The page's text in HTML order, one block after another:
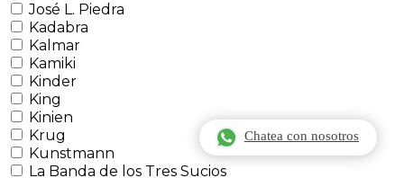
Chatea con nosotros
José L. Piedra
Kadabra
Kalmar
Kamiki
Kinder
King
Kinien
Krug
Kunstmann
La Banda de los Tres Sucios